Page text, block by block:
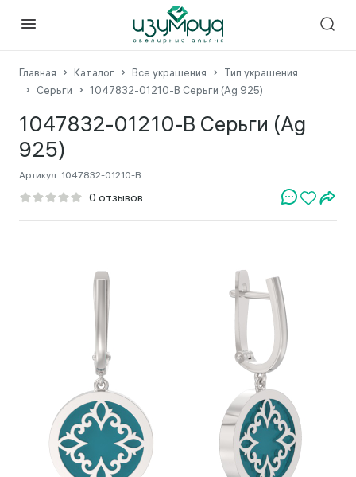
Главная Каталог Все украшения
Тип украшения
Серьги
1047832-01210-B Серьги (Ag 925)
1047832-01210-B Серьги (Ag
925)
Артикул: 1047832-01210-B